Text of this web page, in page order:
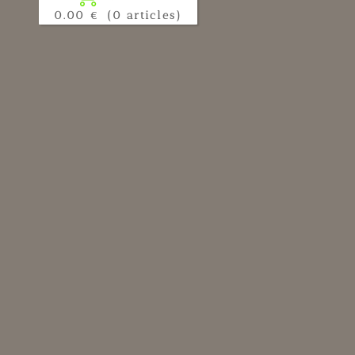
0.00 € (0 articles)